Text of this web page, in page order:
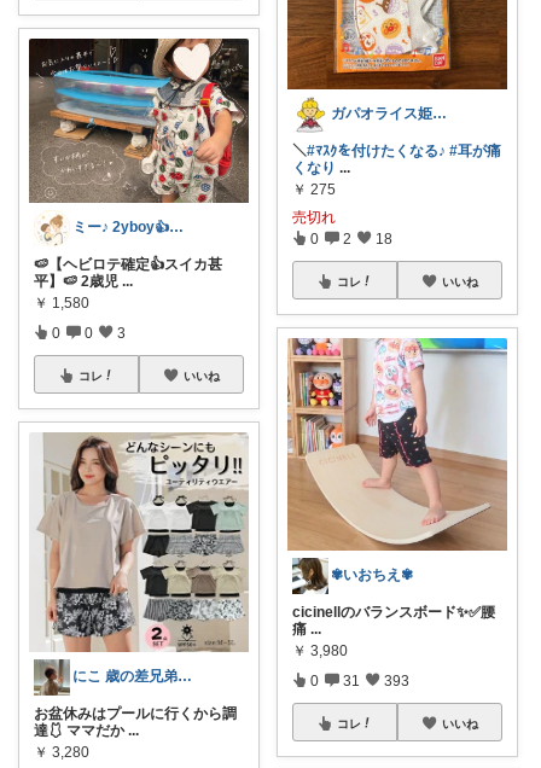
ミー♪ 2yboy👍ワーママ✨
🍉【ヘビロテ確定👍スイカ甚
平】🍉 2歳児 ...
￥ 1,580
0 0 3
コレ いいね
にこ 歳の差兄弟を持つ2児ママ🧸🩷
お盆休みはプールに行くから調
達🩱 ママだか ...
￥ 3,280
ガパオライス姫👸🌶️🌶️🌶️
＼#ﾏｽｸを付けたくなる♪ #耳が痛
くなり ...
￥ 275
売切れ
0 2 18
コレ いいね
✾いおちえ✾
cicinellのバランスボード✨✅️腰
痛 ...
￥ 3,980
0 31 393
コレ いいね